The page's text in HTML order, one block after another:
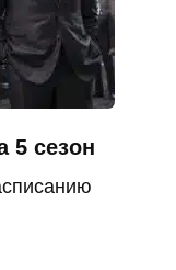
5 сезон